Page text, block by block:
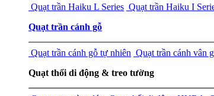
Quạt trần Haiku L Series Quạt trần Haiku I
Quạt trần cánh gỗ
Quạt trần cánh gỗ tự nhiên Quạt trần cánh vân
Quạt thổi di động & treo tường